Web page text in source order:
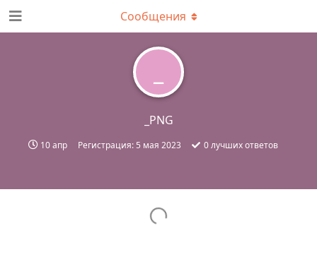
_PNG
10 апр Регистрация: 5 мая 2023 0лучших ответов
Сообщения